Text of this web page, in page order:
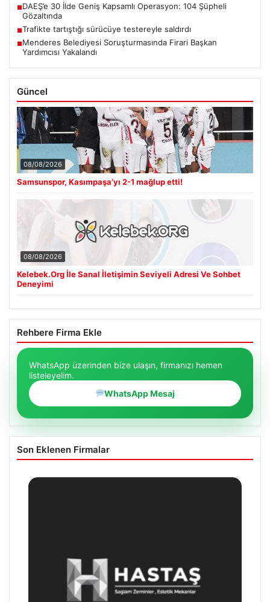
■DAEŞ’e 30 İlde Geniş Kapsamlı Operasyon: 104 Şüpheli
Gözaltında
■Trafikte tartıştığı sürücüye testereyle saldırdı
■Menderes Belediyesi Soruşturmasında Firari Başkan
Yardımcısı Yakalandı
Güncel
08/08/2026
Samsunspor, Kasımpaşa’yı 2-1 mağlup etti!
08/08/2026
Kelebek.Org İle Sanal İletişimin Seviyeli Adresi Ve Sohbet
Deneyimi
Rehbere Firma Ekle
WhatsApp üzerinden bize ulaşın, firmanızı hemen
listeleyelim.
WhatsApp Mesaj
Son Eklenen Firmalar